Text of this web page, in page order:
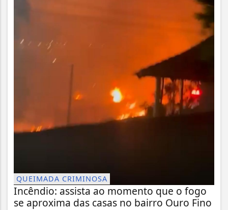
QUEIMADA CRIMINOSA
Incêndio: assista ao momento que o fogo
se aproxima das casas no bairro Ouro Fino